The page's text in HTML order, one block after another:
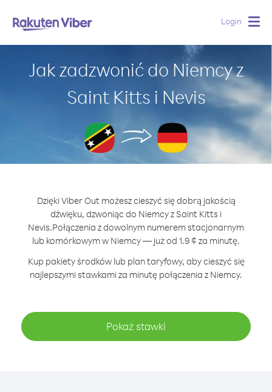
Login
Jak zadzwonić do Niemcy z
Saint Kitts i Nevis
Dzięki Viber Out możesz cieszyć się dobrą jakością
dźwięku, dzwoniąc do Niemcy z Saint Kitts i
Nevis.Połączenia z dowolnym numerem stacjonarnym
lub komórkowym w Niemcy — już od 1.9 ¢ za minutę.
Kup pakiety środków lub plan taryfowy, aby cieszyć się
najlepszymi stawkami za minutę połączenia z Niemcy.
Pokaż stawki